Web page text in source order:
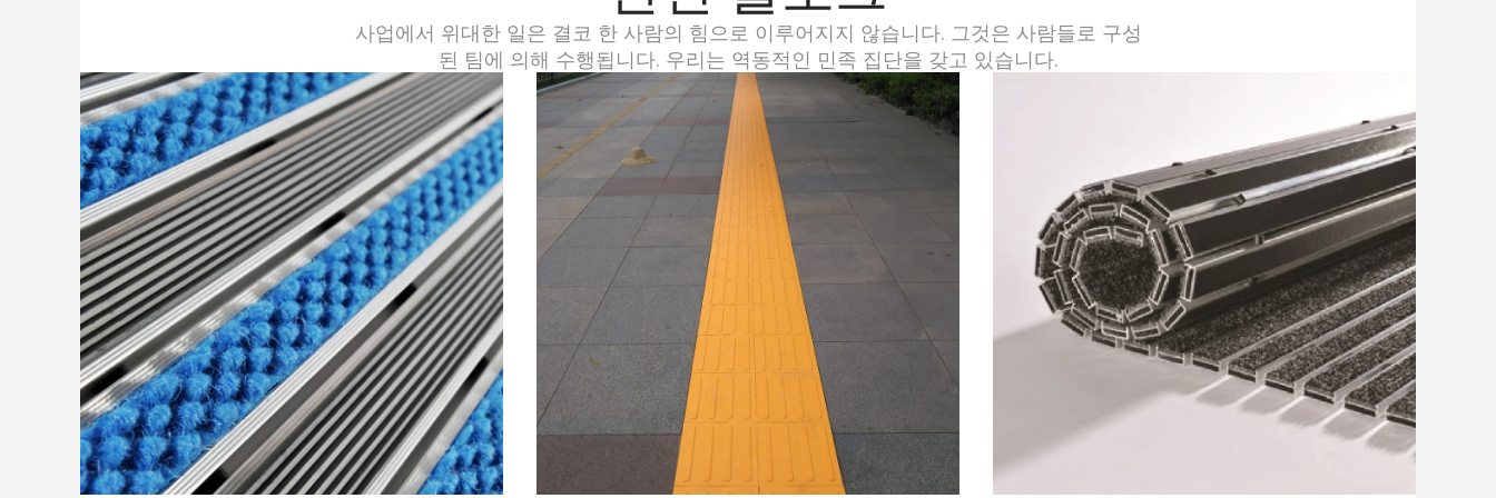
사업에서 위대한 일은 결코 한 사람의 힘으로 이루어지지 않습니다. 그것은 사람들로 구성
된 팀에 의해 수행됩니다. 우리는 역동적인 민족 집단을 갖고 있습니다.